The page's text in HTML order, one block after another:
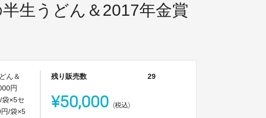
生うどん＆2017年金賞
ん＆
円
袋×5セ
/袋×5
残り販売数 29
¥50,000 (税込)